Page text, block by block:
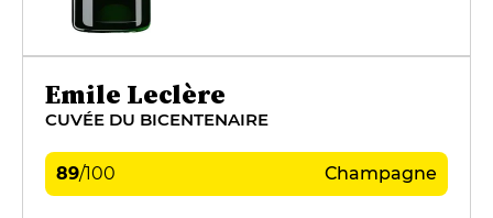
Emile Leclère
CUVÉE DU BICENTENAIRE
89/100 Champagne